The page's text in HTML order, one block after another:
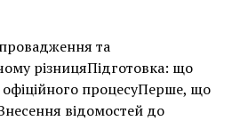
та
різницяПідготовка: що
процесуПерше, що
відомостей до